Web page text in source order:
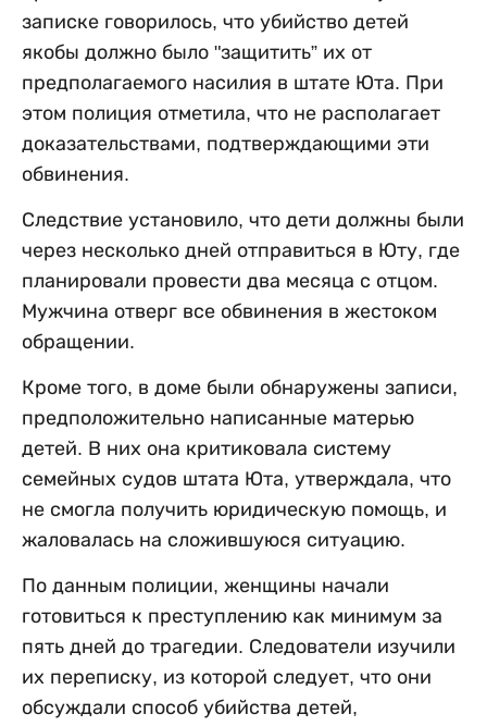
записке говорилось, что убийство детей
якобы должно было "защитить” их от
предполагаемого насилия в штате Юта. При
этом полиция отметила, что не располагает
доказательствами, подтверждающими эти
обвинения.
Следствие установило, что дети должны были
через несколько дней отправиться в Юту, где
планировали провести два месяца с отцом.
Мужчина отверг все обвинения в жестоком
обращении.
Кроме того, в доме были обнаружены записи,
предположительно написанные матерью
детей. В них она критиковала систему
семейных судов штата Юта, утверждала, что
не смогла получить юридическую помощь, и
жаловалась на сложившуюся ситуацию.
По данным полиции, женщины начали
готовиться к преступлению как минимум за
пять дней до трагедии. Следователи изучили
их переписку, из которой следует, что они
обсуждали способ убийства детей,